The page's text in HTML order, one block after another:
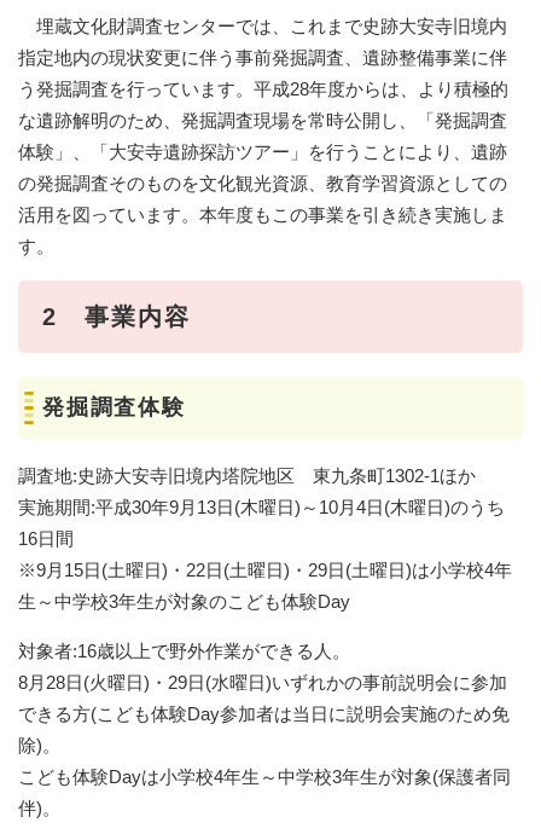
埋蔵文化財調査センターでは、これまで史跡大安寺旧境内
指定地内の現状変更に伴う事前発掘調査、遺跡整備事業に伴
う発掘調査を行っています。平成28年度からは、より積極的
な遺跡解明のため、発掘調査現場を常時公開し、「発掘調査
体験」、「大安寺遺跡探訪ツアー」を行うことにより、遺跡
の発掘調査そのものを文化観光資源、教育学習資源としての
活用を図っています。本年度もこの事業を引き続き実施しま
す。
2 事業内容
発掘調査体験
調査地:史跡大安寺旧境内塔院地区 東九条町1302-1ほか
実施期間:平成30年9月13日(木曜日)～10月4日(木曜日)のうち
16日間
※9月15日(土曜日)・22日(土曜日)・29日(土曜日)は小学校4年
生～中学校3年生が対象のこども体験Day
対象者:16歳以上で野外作業ができる人。
8月28日(火曜日)・29日(水曜日)いずれかの事前説明会に参加
できる方(こども体験Day参加者は当日に説明会実施のため免
除)。
こども体験Dayは小学校4年生～中学校3年生が対象(保護者同
伴)。